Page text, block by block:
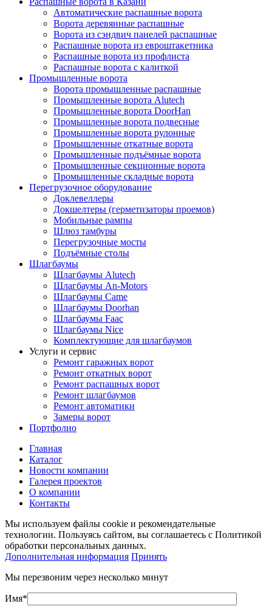
Автоматические распашные ворота
Ворота деревянные распашные
Ворота из сэндвич панелей распашные
Распашные ворота из евроштакетника
Распашные ворота из профлиста
Распашные ворота с калиткой
Промышленные ворота
Ворота промышленные распашные
Промышленные ворота Alutech
Промышленные ворота DoorHan
Промышленные ворота подвесные
Промышленные ворота рулонные
Промышленные откатные ворота
Промышленные подъёмные ворота
Промышленные секционные ворота
Промышленные складные ворота
Перегрузочное оборудование
Доклевеллеры
Докшелтеры (герметизаторы проемов)
Мобильные рампы
Шлюз тамбуры
Перегрузочные мосты
Подъёмные столы
Шлагбаумы
Шлагбаумы Alutech
Шлагбаумы An-Motors
Шлагбаумы Came
Шлагбаумы Doorhan
Шлагбаумы Faac
Шлагбаумы Nice
Комплектующие для шлагбаумов
Услуги и сервис
Ремонт гаражных ворот
Ремонт откатных ворот
Ремонт распашных ворот
Ремонт шлагбаумов
Ремонт автоматики
Замеры ворот
Портфолио
Главная
Каталог
Новости компании
Галерея проектов
О компании
Контакты
Мы используем файлы cookie и рекомендательные
технологии. Пользуясь сайтом, вы соглашаетесь с Политикой
обработки персональных данных.
Дополнительная информация Принять
Мы перезвоним через несколько минут
Имя*